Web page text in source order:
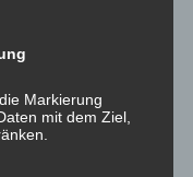
Hochbau
geht es nicht!
Markierung
mit dem Ziel,